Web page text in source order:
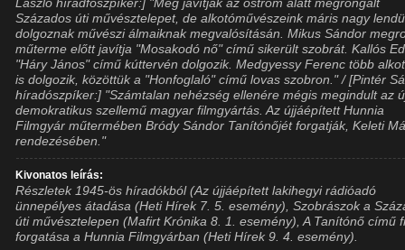
Százados úti művésztelepet, de alkotóművészeink máris nagy
dolgoznak művészi álmaiknak megvalósításán. Mikus Sándor
műterme előtt javítja "Mosakodó nő" című sikerült szobrát. Kallós
"Háry János" című kúttervén dolgozik. Medgyessy Ferenc több
is dolgozik, közöttük a "Honfoglaló" című lovas szobron." / [Pintér
híradószpíker:] "Számtalan nehézség ellenére mégis megindult az
demokratikus szellemű magyar filmgyártás. Az újjáépített Hunnia
Filmgyár műtermében Bródy Sándor Tanítónőjét forgatják, Keleti
rendezésében."
Kivonatos leírás:
Részletek 1945-ös híradókból (Az újjáépített lakihegyi rádióadó
ünnepélyes átadása (Heti Hírek 7. 5. esemény), Szobrászok a
úti művésztelepen (Mafirt Krónika 8. 1. esemény), A Tanítónő című
forgatása a Hunnia Filmgyárban (Heti Hírek 9. 4. esemény).